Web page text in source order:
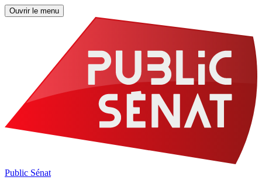
Ouvrir le menu
Public Sénat